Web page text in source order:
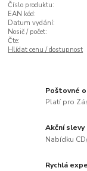
Číslo produktu:
EAN kód:
Datum vydání:
Nosič / počet:
Čte:
Hlídat cenu / dostupnost
Poštovné
Platí pro
Akční slevy
Nabídku
Rychlá